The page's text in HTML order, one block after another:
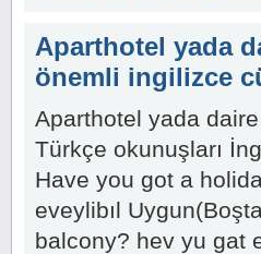
Aparthotel yada
önemli ingilizce
Aparthotel yada
Türkçe okunuşları
Have you got a
eveylibıl
balcony? hev yu gat